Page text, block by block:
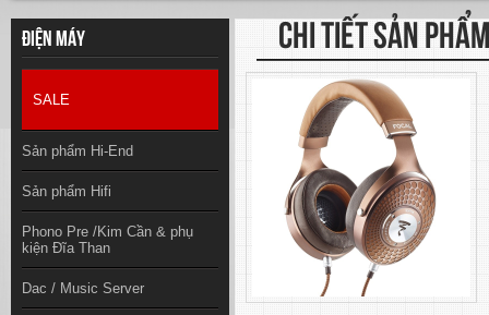
Điện máy
SALE
Sản phẩm Hi-End
Sản phẩm Hifi
Phono Pre /Kim Cần & phụ
kiện Đĩa Than
Dac / Music Server
CHI TIẾT SẢN PHẨM